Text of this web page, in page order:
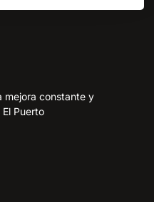
mejora constante y
Puerto